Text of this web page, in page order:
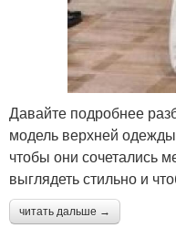
Давайте подробнее
модель верхней
чтобы они сочетались
выглядеть стильно и
читать дальше →